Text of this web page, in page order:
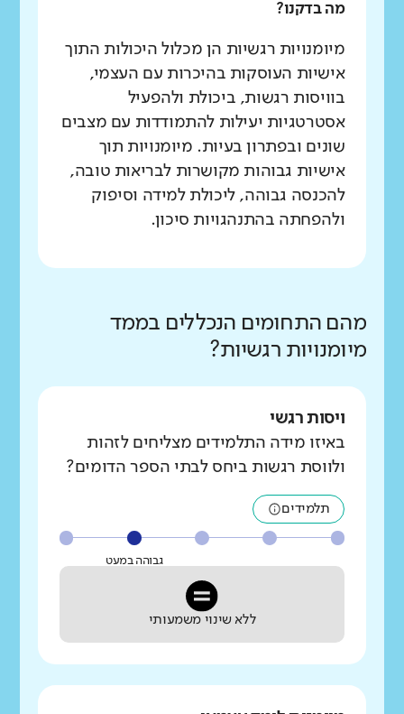
מה בדקנו?
מיומנויות רגשיות הן מכלול היכולות התוך
אישיות העוסקות בהיכרות עם העצמי,
בוויסות רגשות, ביכולת ולהפעיל
אסטרטגיות יעילות להתמודדות עם מצבים
שונים ובפתרון בעיות. מיומנויות תוך
אישיות גבוהות מקושרות לבריאות טובה,
להכנסה גבוהה, ליכולת למידה וסיפוק
ולהפחתה בהתנהגויות סיכון.
מהם התחומים הנכללים בממד
מיומנויות רגשיות?
ויסות רגשי
באיזו מידה התלמידים מצליחים לזהות
ולווסת רגשות ביחס לבתי הספר הדומים?
תלמידים
גבוהה במעט
ללא שינוי משמעותי